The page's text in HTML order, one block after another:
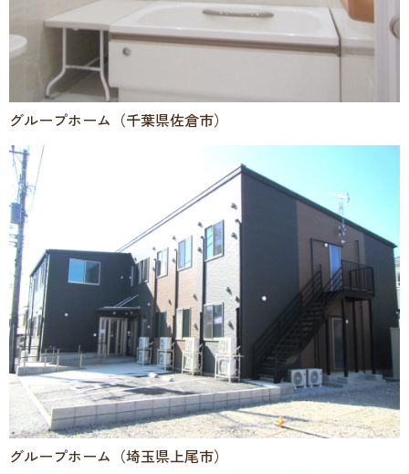
グループホーム（千葉県佐倉市）
グループホーム（埼玉県上尾市）